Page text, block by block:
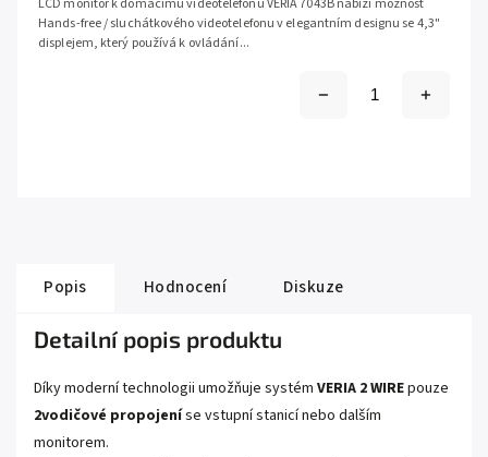
Hands-free / sluchátkového videotelefonu v elegantním designu se 4,3"
displejem, který používá k ovládání...
Popis Hodnocení Diskuze
Detailní popis produktu
Díky moderní technologii umožňuje systém VERIA 2 WIREpouze
2vodičové propojeníse vstupní stanicí nebo dalším
monitorem.